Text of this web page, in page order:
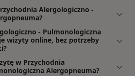
Alergologiczno -
- Pulmonologiczna
wizyty online, bez potrzeby
w Przychodnia
Alergopneuma?